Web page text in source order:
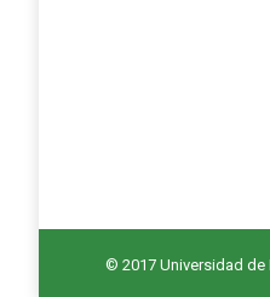
© 2017 Universidad de